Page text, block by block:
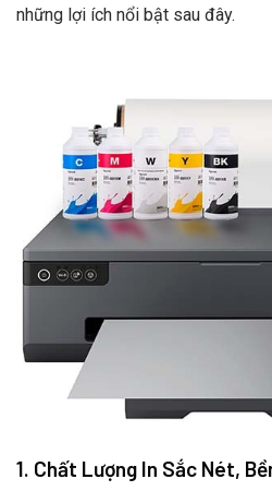
những lợi ích nổi bật sau đây.
1. Chất Lượng In Sắc Nét,